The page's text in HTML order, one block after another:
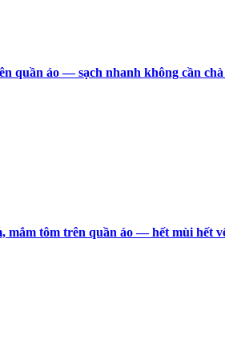
quần áo — sạch nhanh không cần
mắm tôm trên quần áo — hết mùi hết